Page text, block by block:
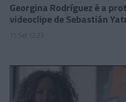
Georgina Rodríguez é a
videoclipe de Sebastián
15 Set 12:23